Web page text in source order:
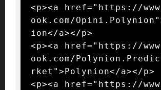
<p><a href="https://
ook.com/
ion</a></p>
<p><a href="https://
ook.com/
rket">Polynion</a></p>
<p><a href="https://